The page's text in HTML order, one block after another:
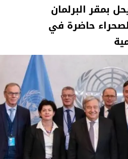
بمقر البرلمان
حاضرة في